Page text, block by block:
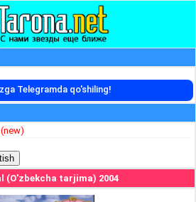
Telegramda qo'shiling!
(new)
(O'zbekcha tarjima) 2004